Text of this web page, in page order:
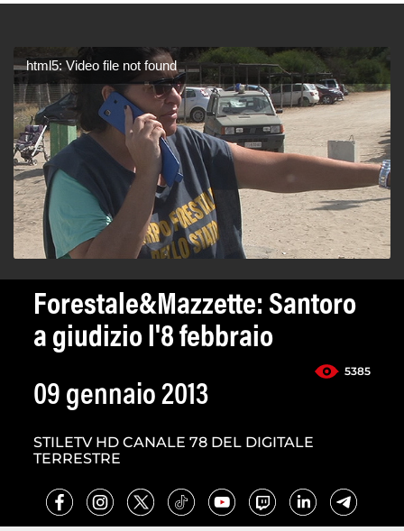
html5: Video file not found
Forestale&Mazzette: Santoro
a giudizio l'8 febbraio
5385
09 gennaio 2013
STILETV HD CANALE 78 DEL DIGITALE
TERRESTRE